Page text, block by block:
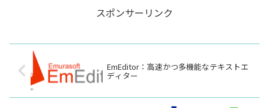
スポンサーリンク
EmEditor：高速かつ多機能なテキストエ
ディター